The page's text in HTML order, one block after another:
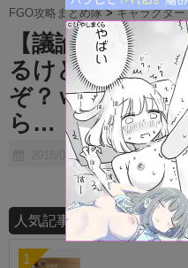
FGO攻略まとめ隊 >キャラクター
【議論】パール
るけどあの鯖の
ぞ？ｗｗｗ⇐●●
ら…
2018/07/15
人気記事ランキング